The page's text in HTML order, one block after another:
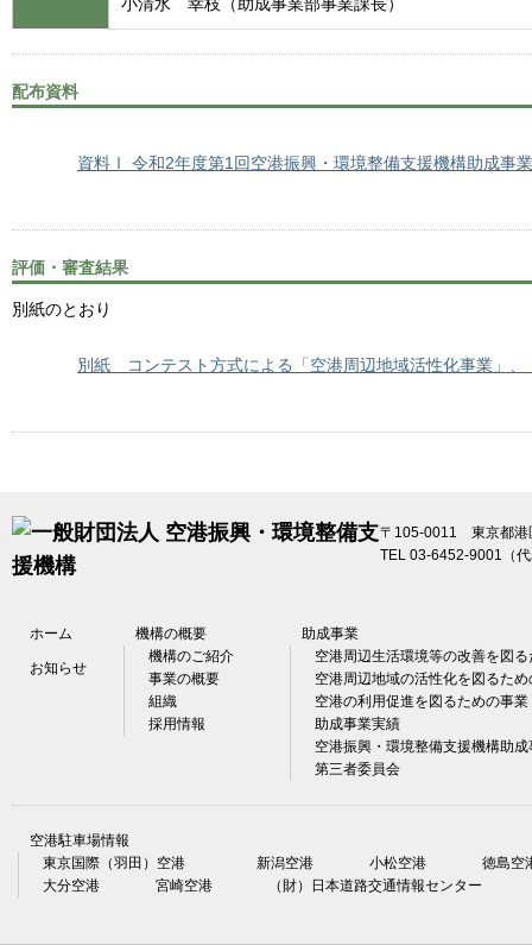
配布資料
資料Ⅰ 令和2年度第1回空港振興・環境整備支援機構助成事
評価・審査結果
別紙のとおり
別紙 コンテスト方式による「空港周辺地域活性化事業」、
〒105-0011 東京都
TEL 03-6452-9001（
ホーム 機構の概要 助成事業
お知らせ
機構のご紹介
事業の概要
組織
採用情報
空港周辺生活環境等の改善を図
空港周辺地域の活性化を図るため
空港の利用促進を図るための事業
助成事業実績
空港振興・環境整備支援機構助
第三者委員会
空港駐車場情報
東京国際（羽田）空港
新潟空港 小松空港
徳島空
大分空港
宮崎空港 （財）日本道路交通情報センター